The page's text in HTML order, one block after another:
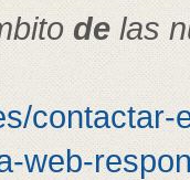
delas
contactar-
web-